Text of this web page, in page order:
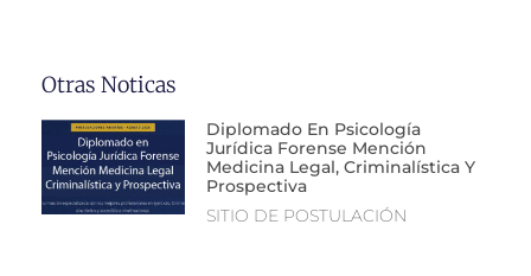
Otras Noticas
Diplomado En Psicología
Jurídica Forense Mención
Medicina Legal, Criminalística Y
Prospectiva
SITIO DE POSTULACIÓN